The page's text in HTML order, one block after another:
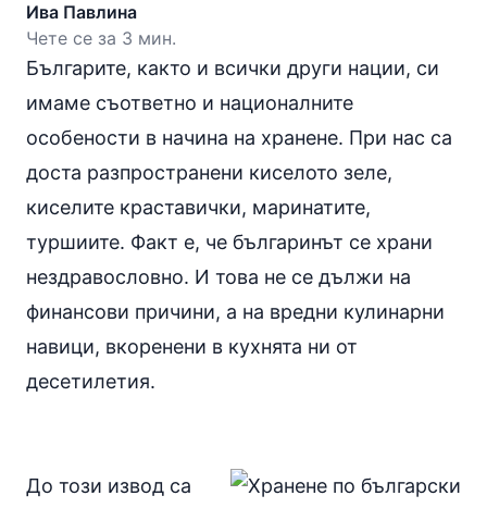
Ива Павлина
Чете се за 3 мин.
Българите, както и всички други нации, си
имаме съответно и националните
особености в начина на хранене. При нас са
доста разпространени киселото зеле,
киселите краставички, маринатите,
туршиите. Факт е, че българинът се храни
нездравословно. И това не се дължи на
финансови причини, а на вредни кулинарни
навици, вкоренени в кухнята ни от
десетилетия.
До този извод са